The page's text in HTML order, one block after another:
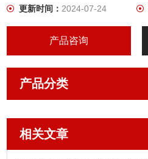
更新时间：2024-07-24
产品咨询
产品分类
相关文章